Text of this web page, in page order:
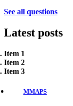
See all questions
Latest posts
Item 1
Item 2
Item 3
MMAPS